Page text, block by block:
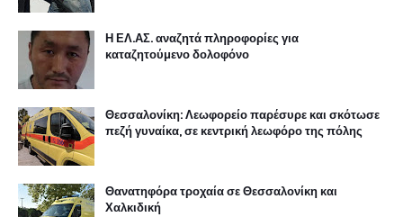
Η ΕΛ.ΑΣ. αναζητά πληροφορίες για
καταζητούμενο δολοφόνο
Θεσσαλονίκη: Λεωφορείο παρέσυρε και σκότωσε
πεζή γυναίκα, σε κεντρική λεωφόρο της πόλης
Θανατηφόρα τροχαία σε Θεσσαλονίκη και
Χαλκιδική